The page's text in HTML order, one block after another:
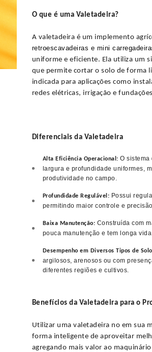
O que é uma Valetadeira?
A valetadeira é um implemento
retroescavadeiras e mini
uniforme e eficiente. Ela utiliza um
que permite cortar o solo de forma
indicada para aplicações como
redes elétricas, irrigação e
Diferenciais da Valetadeira
Alta Eficiência Operacional: O sistema
largura e profundidade uniformes,
produtividade no campo.
Profundidade Regulável: Possui
permitindo maior controle e
Baixa Manutenção: Construída com
pouca manutenção e tem longa
Desempenho em Diversos Tipos de
argilosos, arenosos ou com
diferentes regiões e cultivos.
Benefícios da Valetadeira para o
Utilizar uma valetadeira no em sua
forma inteligente de aproveitar
agregando mais valor ao